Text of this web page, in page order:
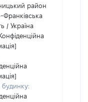
район
Франківська
/ Україна